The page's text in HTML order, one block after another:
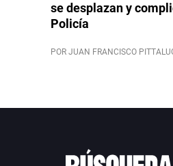
se desplazan y
Policía
POR JUAN FRANCISCO